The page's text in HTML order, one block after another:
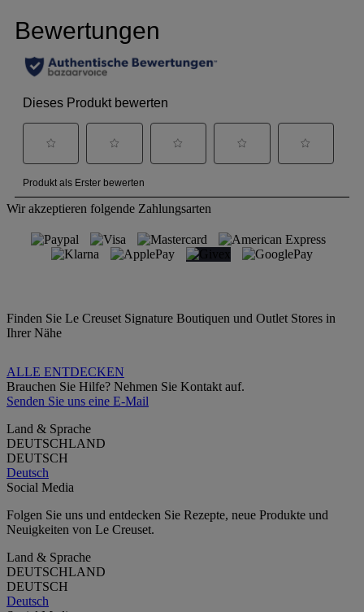
Wir akzeptieren folgende Zahlungsarten
Finden Sie Le Creuset Signature Boutiquen und Outlet Stores in
Ihrer Nähe
ALLE ENTDECKEN
Brauchen Sie Hilfe? Nehmen Sie Kontakt auf.
Senden Sie uns eine E-Mail
Land & Sprache
DEUTSCHLAND
DEUTSCH
Deutsch
Social Media
Folgen Sie uns und entdecken Sie Rezepte, neue Produkte und
Neuigkeiten von Le Creuset.
Land & Sprache
DEUTSCHLAND
DEUTSCH
Deutsch